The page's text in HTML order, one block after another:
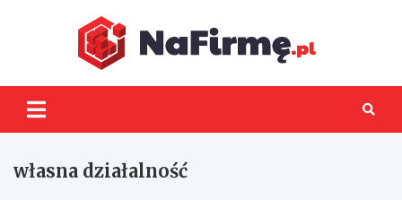
własna działalność